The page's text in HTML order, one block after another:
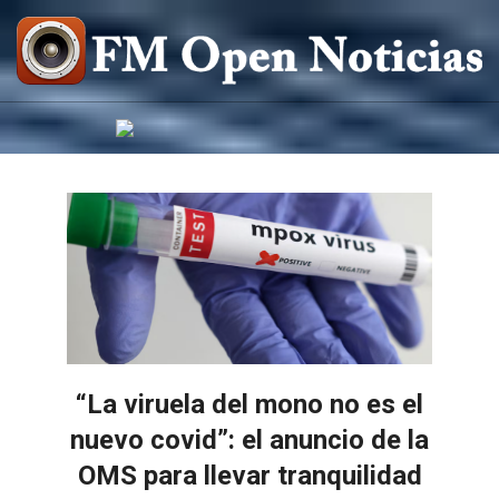
Saltar
contenido
FM
OPEN
NOTICIAS
“La viruela del mono no es el
nuevo covid”: el anuncio de la
OMS para llevar tranquilidad